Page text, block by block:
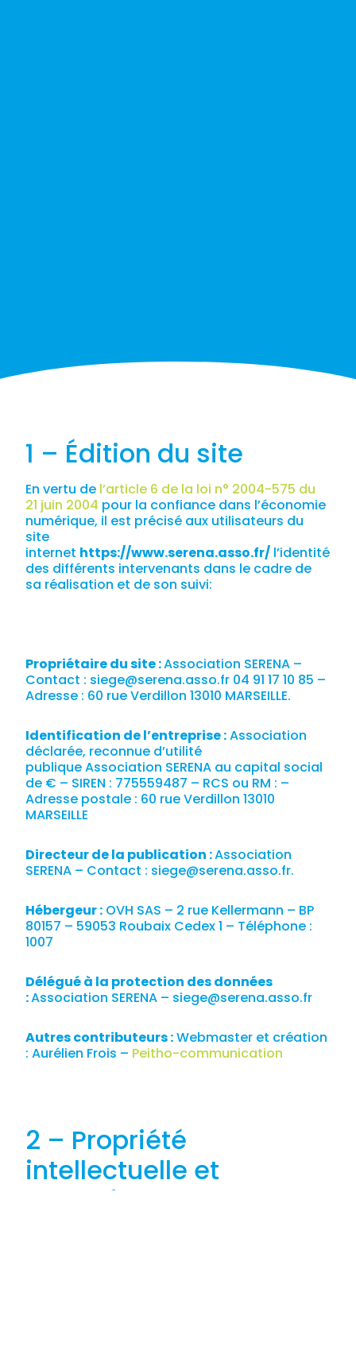
1 – Édition du site
En vertu de l’article 6 de la loi n° 2004-575 du
21 juin 2004 pour la confiance dans l’économie
numérique, il est précisé aux utilisateurs du
site
internet https://www.serena.asso.fr/ l’identité
des différents intervenants dans le cadre de
sa réalisation et de son suivi:
Propriétaire du site :Association SERENA –
Contact : siege@serena.asso.fr 04 91 17 10 85 –
Adresse : 60 rue Verdillon 13010 MARSEILLE.
Identification de l’entreprise :Association
déclarée, reconnue d’utilité
publiqueAssociation SERENA au capital social
de € – SIREN : 775559487 – RCS ou RM : –
Adresse postale : 60 rue Verdillon 13010
MARSEILLE
Directeur de la publication :Association
SERENA – Contact : siege@serena.asso.fr.
Hébergeur : OVH SAS – 2 rue Kellermann – BP
80157 – 59053 Roubaix Cedex 1 – Téléphone :
1007
Délégué à la protection des données
:Association SERENA – siege@serena.asso.fr
Autres contributeurs :Webmaster et création
: Aurélien Frois – Peitho-communication
2 – Propriété
intellectuelle et
contrefaçons.